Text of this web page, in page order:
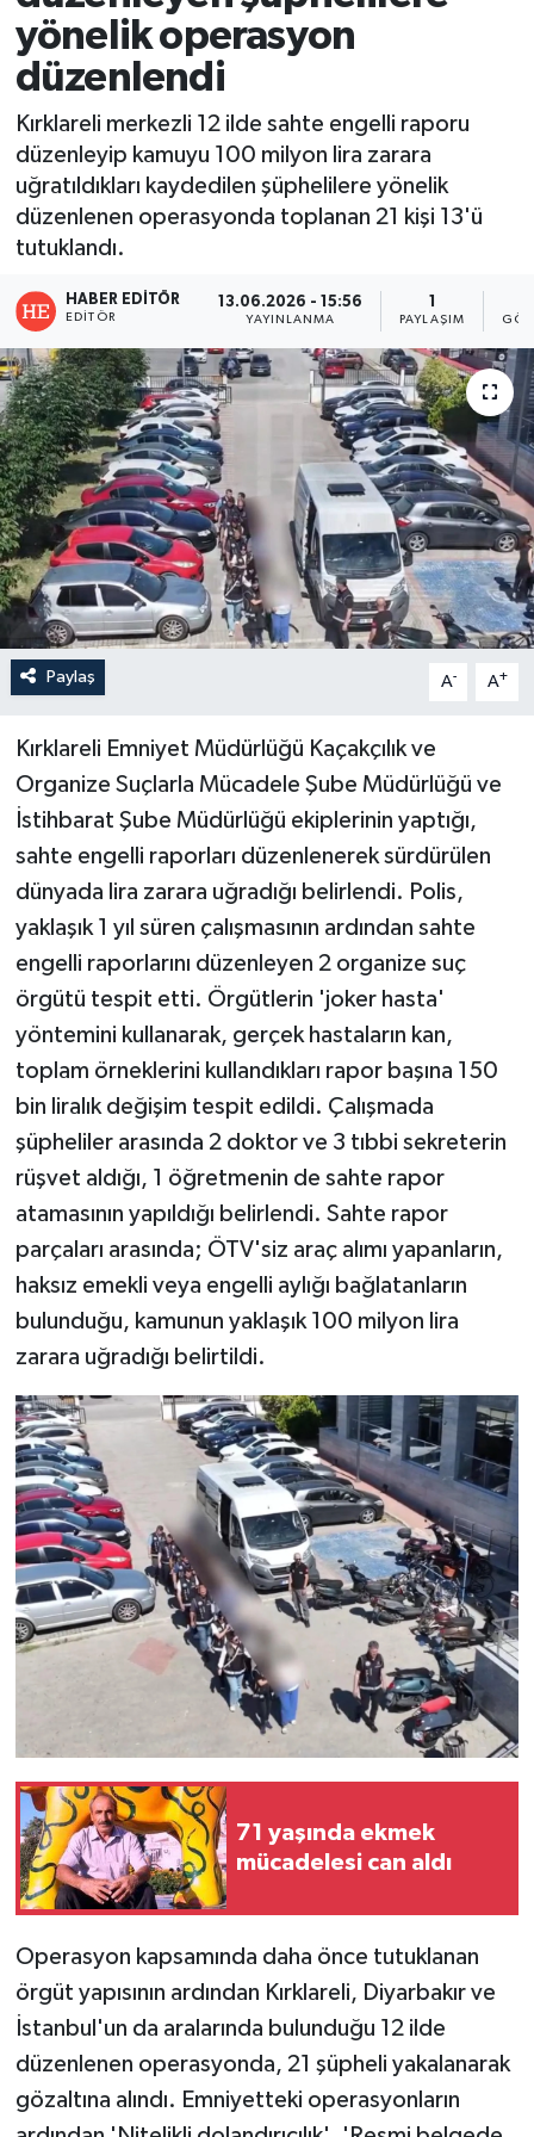
yönelik operasyon
düzenlendi
Kırklareli merkezli 12 ilde sahte engelli raporu
düzenleyip kamuyu 100 milyon lira zarara
uğratıldıkları kaydedilen şüphelilere yönelik
düzenlenen operasyonda toplanan 21 kişi 13'ü
tutuklandı.
HABER EDITÖR
EDITÖR
13.06.2026 - 15:56
YAYINLANMA PAYLAŞIM
Paylaş A- A+
Kırklareli Emniyet Müdürlüğü Kaçakçılık ve
Organize Suçlarla Mücadele Şube Müdürlüğü ve
İstihbarat Şube Müdürlüğü ekiplerinin yaptığı,
sahte engelli raporları düzenlenerek sürdürülen
dünyada lira zarara uğradığı belirlendi. Polis,
yaklaşık 1 yıl süren çalışmasının ardından sahte
engelli raporlarını düzenleyen 2 organize suç
örgütü tespit etti. Örgütlerin 'joker hasta'
yöntemini kullanarak, gerçek hastaların kan,
toplam örneklerini kullandıkları rapor başına 150
bin liralık değişim tespit edildi. Çalışmada
şüpheliler arasında 2 doktor ve 3 tıbbi sekreterin
rüşvet aldığı, 1 öğretmenin de sahte rapor
atamasının yapıldığı belirlendi. Sahte rapor
parçaları arasında; ÖTV'siz araç alımı yapanların,
haksız emekli veya engelli aylığı bağlatanların
bulunduğu, kamunun yaklaşık 100 milyon lira
zarara uğradığı belirtildi.
71 yaşında ekmek
mücadelesi can aldı
Operasyon kapsamında daha önce tutuklanan
örgüt yapısının ardından Kırklareli, Diyarbakır ve
İstanbul'un da aralarında bulunduğu 12 ilde
düzenlenen operasyonda, 21 şüpheli yakalanarak
gözaltına alındı. Emniyetteki operasyonların